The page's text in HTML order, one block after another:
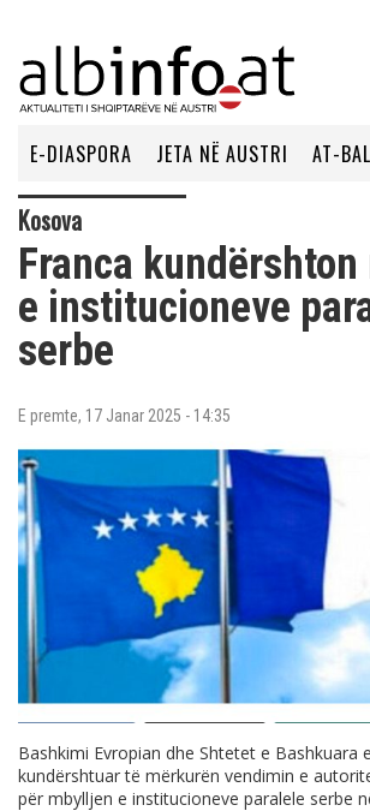
E-DIASPORA JETA NË AUSTRI AT-
Kosova
Franca
e institucioneve
serbe
E premte, 17 Janar 2025 - 14:35
Bashkimi Evropian dhe Shtetet e Bashkuara
kundërshtuar të mërkurën vendimin e
për mbylljen e institucioneve paralele serbe